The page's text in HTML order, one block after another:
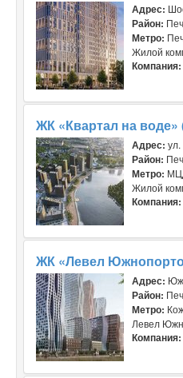
Адрес:
Район:
Метро:
Жилой
Компания:
ЖК «Квартал на воде»
Адрес:
Район:
Метро:
Жилой
Компания:
ЖК «Левел
Адрес:
Район:
Метро:
Левел
Компания: